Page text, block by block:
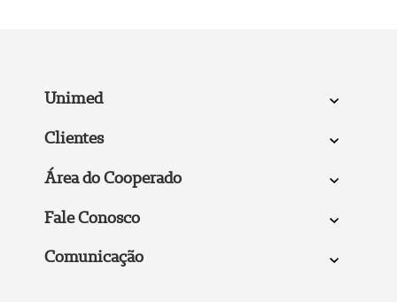
Unimed
Clientes
Área do Cooperado
Fale Conosco
Comunicação